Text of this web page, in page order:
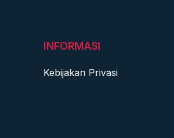
INFORMASI
Kebijakan Privasi